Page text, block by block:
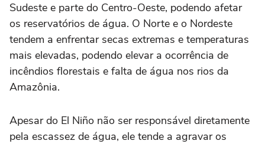
Sudeste e parte do Centro-Oeste, podendo afetar
os reservatórios de água. O Norte e o Nordeste
tendem a enfrentar secas extremas e temperaturas
mais elevadas, podendo elevar a ocorrência de
incêndios florestais e falta de água nos rios da
Amazônia.
Apesar do El Niño não ser responsável diretamente
pela escassez de água, ele tende a agravar os